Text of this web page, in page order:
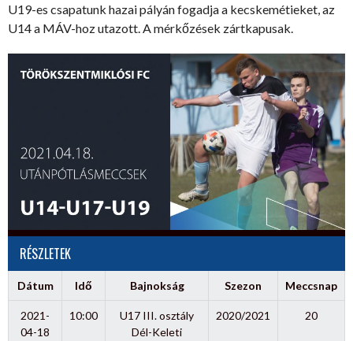
U19-es csapatunk hazai pályán fogadja a kecskemétieket, az
U14 a MÁV-hoz utazott. A mérkőzések zártkapusak.
RÉSZLETEK
Dátum Idő Bajnokság Szezon Meccsnap
2021-
04-18
10:00
U17 III. osztály
Dél-Keleti
2020/2021 20